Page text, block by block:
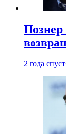
Познер
2 года